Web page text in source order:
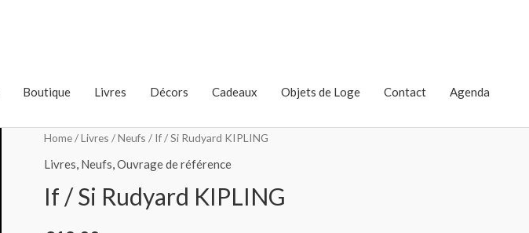
Boutique Livres Décors Cadeaux Objets de Loge Contact Agenda
Home/Livres /Neufs / If / Si Rudyard KIPLING
Livres, Neufs,Ouvrage de référence
If / Si Rudyard KIPLING